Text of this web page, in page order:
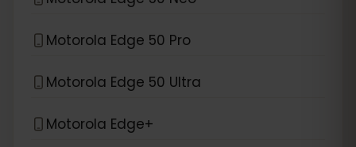
Motorola Edge 50 Pro
Motorola Edge 50 Ultra
Motorola Edge+